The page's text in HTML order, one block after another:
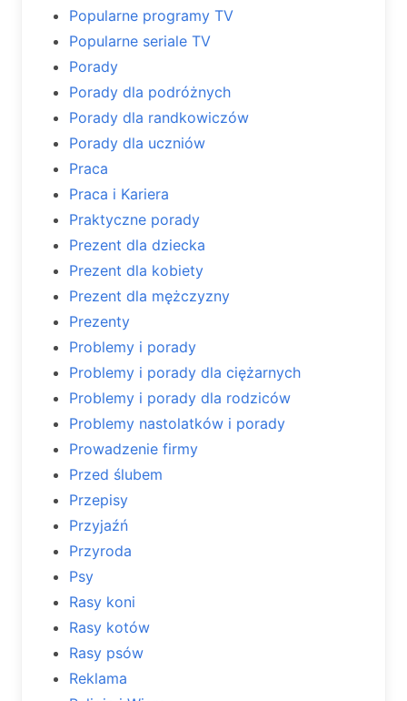
Popularne programy TV
Popularne seriale TV
Porady
Porady dla podróżnych
Porady dla randkowiczów
Porady dla uczniów
Praca
Praca i Kariera
Praktyczne porady
Prezent dla dziecka
Prezent dla kobiety
Prezent dla mężczyzny
Prezenty
Problemy i porady
Problemy i porady dla ciężarnych
Problemy i porady dla rodziców
Problemy nastolatków i porady
Prowadzenie firmy
Przed ślubem
Przepisy
Przyjaźń
Przyroda
Psy
Rasy koni
Rasy kotów
Rasy psów
Reklama